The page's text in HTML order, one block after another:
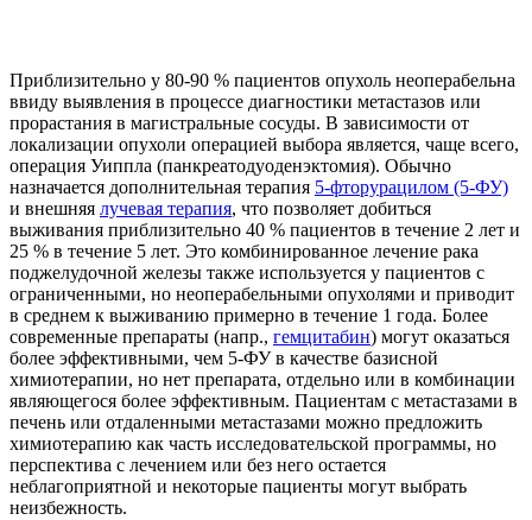
Приблизительно у 80-90 % пациентов опухоль неоперабельна
ввиду выявления в процессе диагностики метастазов или
прорастания в магистральные сосуды. В зависимости от
локализации опухоли операцией выбора является, чаще всего,
операция Уиппла (панкреатодуоденэктомия). Обычно
назначается дополнительная терапия 5-фторурацилом (5-ФУ)
и внешняя лучевая терапия, что позволяет добиться
выживания приблизительно 40 % пациентов в течение 2 лет и
25 % в течение 5 лет. Это комбинированное лечение рака
поджелудочной железы также используется у пациентов с
ограниченными, но неоперабельными опухолями и приводит
в среднем к выживанию примерно в течение 1 года. Более
современные препараты (напр., гемцитабин) могут оказаться
более эффективными, чем 5-ФУ в качестве базисной
химиотерапии, но нет препарата, отдельно или в комбинации
являющегося более эффективным. Пациентам с метастазами в
печень или отдаленными метастазами можно предложить
химиотерапию как часть исследовательской программы, но
перспектива с лечением или без него остается
неблагоприятной и некоторые пациенты могут выбрать
неизбежность.